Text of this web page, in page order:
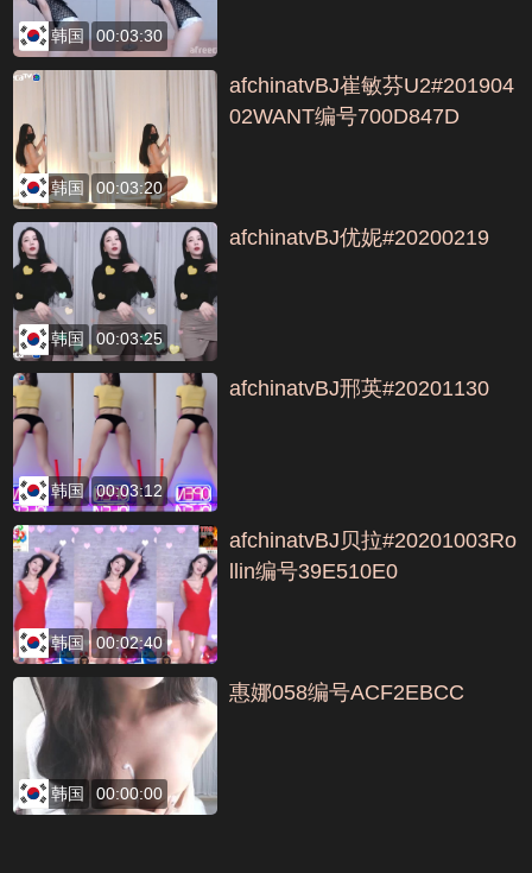
韩国 00:03:30
韩国 00:03:20
afchinatvBJ崔敏芬U2#201904
02WANT编号700D847D
韩国 00:03:25
afchinatvBJ优妮#20200219
韩国 00:03:12
afchinatvBJ邢英#20201130
韩国 00:02:40
afchinatvBJ贝拉#20201003Ro
llin编号39E510E0
韩国 00:00:00
惠娜058编号ACF2EBCC